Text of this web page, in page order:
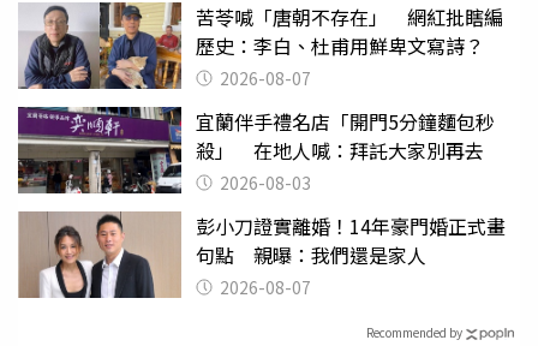
苦苓喊「唐朝不存在」 網紅批瞎編
歷史：李白、杜甫用鮮卑文寫詩？
2026-08-07
宜蘭伴手禮名店「開門5分鐘麵包秒
殺」 在地人喊：拜託大家別再去
2026-08-03
彭小刀證實離婚！14年豪門婚正式畫
句點 親曝：我們還是家人
2026-08-07
Recommended by